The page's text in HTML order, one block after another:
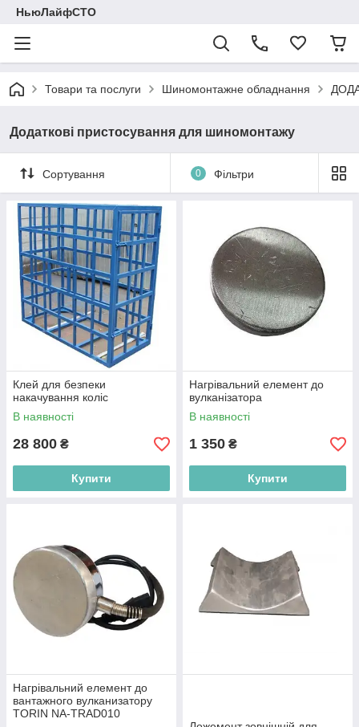
НьюЛайфСТО
Товари та послуги Шиномонтажне обладнання
Додаткові пристосування для шиномонтажу
Сортування 0 Фільтри
Клей для безпеки
накачування коліс
В наявності
28 800 ₴
Купити
Нагрівальний елемент до
вулканізатора
В наявності
1 350 ₴
Купити
Нагрівальний елемент до
вантажного вулканизатору
TORIN NA-TRAD010